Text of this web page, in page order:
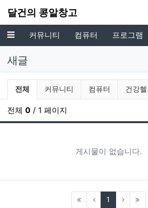
달건의 콩알창고
메뉴 커뮤니티 컴퓨터 프로그램
새글
전체게시물 그룹 목록
전체 커뮤니티 컴퓨터 건강
전체 0 / 1 페이지
게시물이 없습니다.
1 (current)